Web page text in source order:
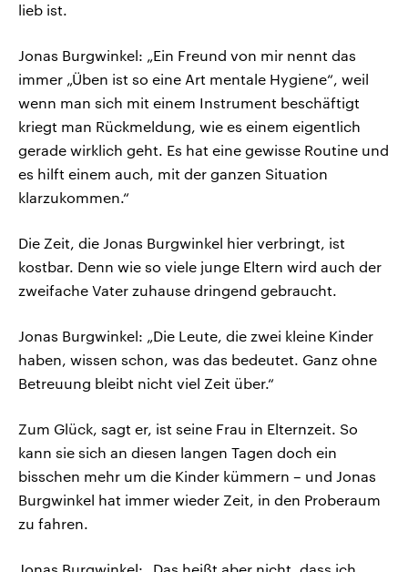
lieb ist.
Jonas Burgwinkel: „Ein Freund von mir nennt das
immer „Üben ist so eine Art mentale Hygiene“, weil
wenn man sich mit einem Instrument beschäftigt
kriegt man Rückmeldung, wie es einem eigentlich
gerade wirklich geht. Es hat eine gewisse Routine und
es hilft einem auch, mit der ganzen Situation
klarzukommen.“
Die Zeit, die Jonas Burgwinkel hier verbringt, ist
kostbar. Denn wie so viele junge Eltern wird auch der
zweifache Vater zuhause dringend gebraucht.
Jonas Burgwinkel: „Die Leute, die zwei kleine Kinder
haben, wissen schon, was das bedeutet. Ganz ohne
Betreuung bleibt nicht viel Zeit über.“
Zum Glück, sagt er, ist seine Frau in Elternzeit. So
kann sie sich an diesen langen Tagen doch ein
bisschen mehr um die Kinder kümmern – und Jonas
Burgwinkel hat immer wieder Zeit, in den Proberaum
zu fahren.